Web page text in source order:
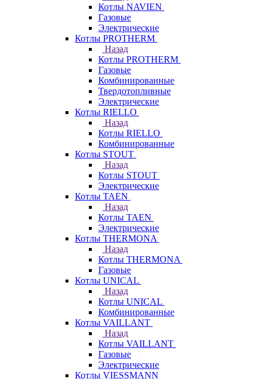
Котлы NAVIEN
Газовые
Электрические
Котлы PROTHERM
Назад
Котлы PROTHERM
Газовые
Комбинированные
Твердотопливные
Электрические
Котлы RIELLO
Назад
Котлы RIELLO
Комбинированные
Котлы STOUT
Назад
Котлы STOUT
Электрические
Котлы TAEN
Назад
Котлы TAEN
Электрические
Котлы THERMONA
Назад
Котлы THERMONA
Газовые
Котлы UNICAL
Назад
Котлы UNICAL
Комбинированные
Котлы VAILLANT
Назад
Котлы VAILLANT
Газовые
Электрические
Котлы VIESSMANN